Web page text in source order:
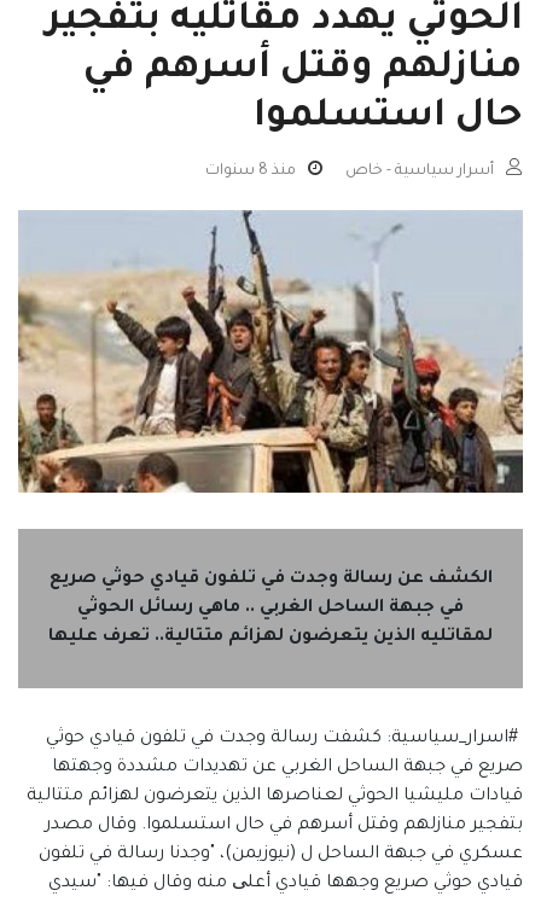
الحوثي يهدد مقاتليه بتفجير
منازلهم وقتل أسرهم في
حال استسلموا
أسرار سياسية - خاص منذ 8 سنوات
الكشف عن رسالة وجدت في تلفون قيادي حوثي صريع
في جبهة الساحل الغربي .. ماهي رسائل الحوثي
لمقاتليه الذين يتعرضون لهزائم متتالية.. تعرف عليها
#اسرار_سياسية: كشفت رسالة وجدت في تلفون قيادي حوثي
صريع في جبهة الساحل الغربي عن تهديدات مشددة وجهتها
قيادات مليشيا الحوثي لعناصرها الذين يتعرضون لهزائم متتالية
بتفجير منازلهم وقتل أسرهم في حال استسلموا. وقال مصدر
عسكري في جبهة الساحل ل (نيوزيمن)، "وجدنا رسالة في تلفون
قيادي حوثي صريع وجهها قيادي أعلی منه وقال فيها: "سيدي